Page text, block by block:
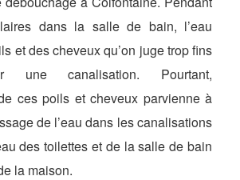
dans la salle de bain, l’eau
et des cheveux qu’on juge trop fins
une canalisation. Pourtant,
ces poils et cheveux parvienne à
de l’eau dans les canalisations
des toilettes et de la salle de bain
la maison.